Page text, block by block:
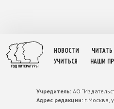
НОВОСТИ ЧИТАТЬ
УЧИТЬСЯ
НАШИ
Учредитель:АО
Адрес редакции:г.Москва,